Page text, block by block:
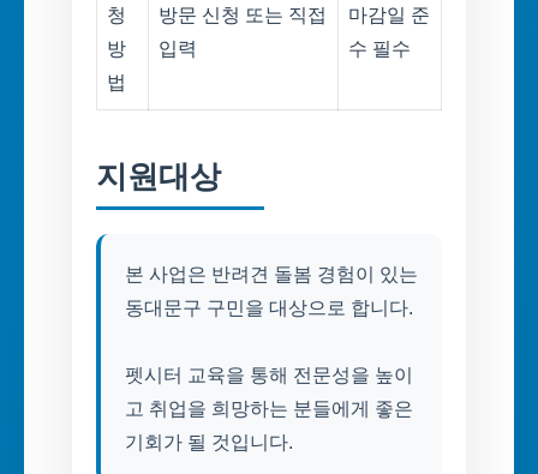
청
방
법
방문 신청 또는 직접
입력
마감일 준
수 필수
지원대상
본 사업은 반려견 돌봄 경험이 있는
동대문구 구민을 대상으로 합니다.
펫시터 교육을 통해 전문성을 높이
고 취업을 희망하는 분들에게 좋은
기회가 될 것입니다.